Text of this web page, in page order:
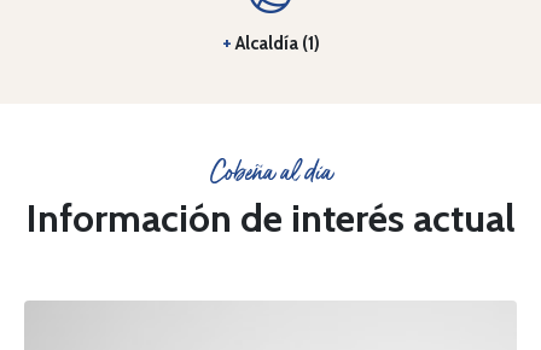
+Alcaldía (1)
Cobeña al día
Información de interés actual